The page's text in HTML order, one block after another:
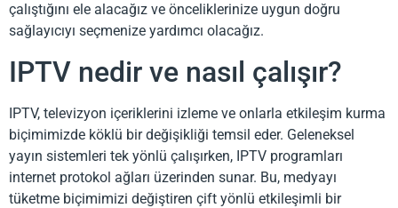
çalıştığını ele alacağız ve önceliklerinize uygun doğru
sağlayıcıyı seçmenize yardımcı olacağız.
IPTV nedir ve nasıl çalışır?
IPTV, televizyon içeriklerini izleme ve onlarla etkileşim kurma
biçimimizde köklü bir değişikliği temsil eder. Geleneksel
yayın sistemleri tek yönlü çalışırken, IPTV programları
internet protokol ağları üzerinden sunar. Bu, medyayı
tüketme biçimimizi değiştiren çift yönlü etkileşimli bir